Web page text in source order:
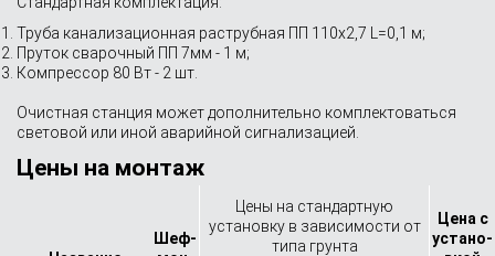
Труба канализационная раструбная ПП 110х2,7 L=0,1 м;
Пруток сварочный ПП 7мм - 1 м;
Компрессор 80 Вт - 2 шт.
Очистная станция может дополнительно комплектоваться
световой или иной аварийной сигнализацией.
Цены на монтаж
Шеф-
Цены на стандартную
установку в зависимости от
типа грунта
Цена с
устано­